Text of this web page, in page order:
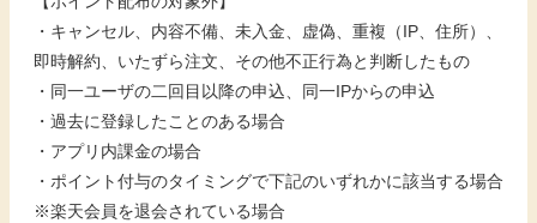
・キャンセル、内容不備、未入金、虚偽、重複（IP、住所）、
即時解約、いたずら注文、その他不正行為と判断したもの
・同一ユーザの二回目以降の申込、同一IPからの申込
・過去に登録したことのある場合
・アプリ内課金の場合
・ポイント付与のタイミングで下記のいずれかに該当する場合
※楽天会員を退会されている場合